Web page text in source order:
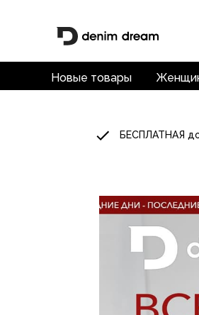
Новые товары
БЕСПЛАТНАЯ